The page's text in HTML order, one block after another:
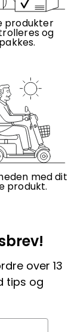
produkter
og
pakkes.
med dit
produkt.
over 13
tips og